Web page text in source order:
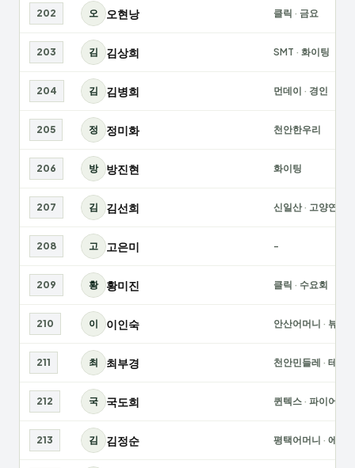
202 오 오현낭 클릭 · 금요
203 김 김상희 SMT · 화이팅
204 김 김병희 먼데이 · 경인
205 정 정미화 천안한우리
206 방 방진현 화이팅
207 김 김선희 신일산· 고양연맹
208 고 고은미 -
209 황 황미진 클릭 · 수요회
210 이 이인숙 안산어머니 · 뷰테
211 최 최부경 천안민들레 · 테사
212 국 국도희 퀸텍스 · 파이어볼
213 김 김정순 평택어머니 · 에이